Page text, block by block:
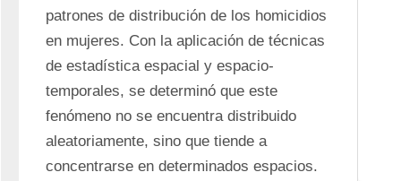
patrones de distribución de los homicidios
en mujeres. Con la aplicación de técnicas
de estadística espacial y espacio-
temporales, se determinó que este
fenómeno no se encuentra distribuido
aleatoriamente, sino que tiende a
concentrarse en determinados espacios.